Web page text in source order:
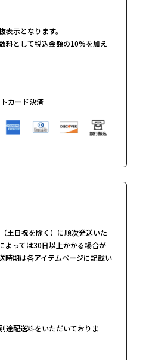
示となります。
料として税込金額の10%を加え
カード決済
土日祝を除く）に順次発送いた
よっては30日以上かかる場合が
時期は各アイテムページに記載い
途配送料をいただいておりま